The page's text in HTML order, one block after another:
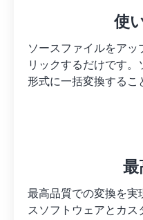
使
ソースファイルをアッ
リックするだけです。
形式に一括変換するこ
最
最高品質での変換を実
スソフトウェアとカ